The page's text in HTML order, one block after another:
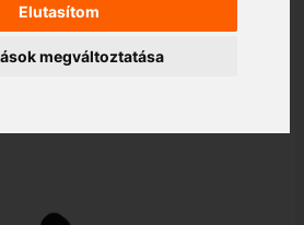
Elutasítom
megváltoztatása